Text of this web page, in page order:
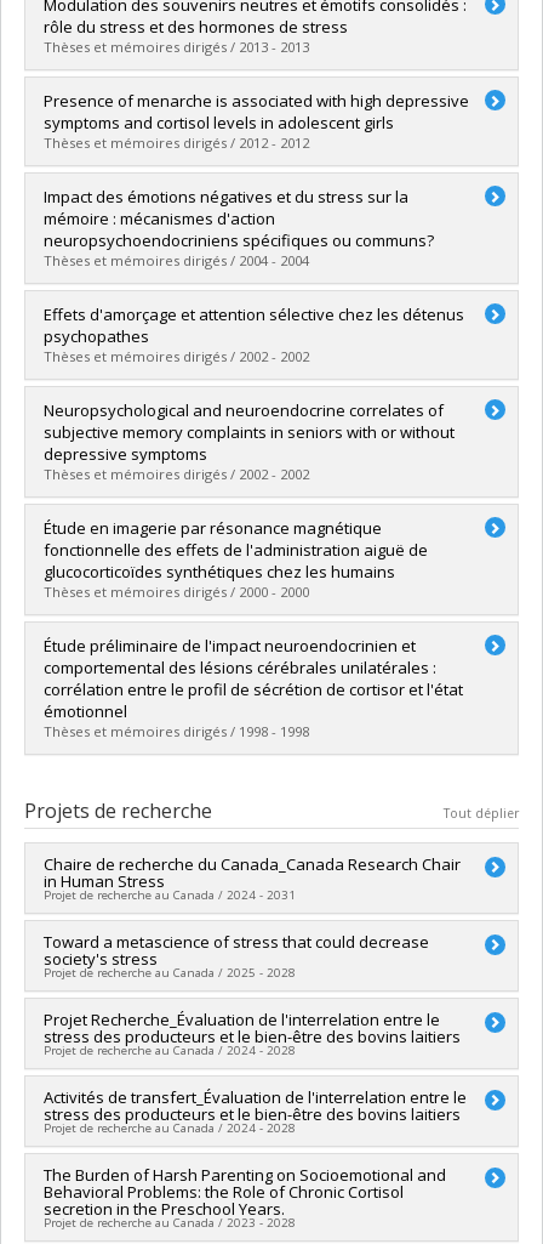
Cycle :Maîtrise
Diplôme obtenu :M. Sc.
Lien vers le document dans Papyrus
Modulation des souvenirs neutres et émotifs consolidés :
rôle du stress et des hormones de stress
Thèses et mémoires dirigés / 2013 - 2013
Diplômé(e) :Marin, Marie-France
Cycle :Doctorat
Diplôme obtenu :Ph. D.
Lien vers le document dans Papyrus
Presence of menarche is associated with high depressive
symptoms and cortisol levels in adolescent girls
Thèses et mémoires dirigés / 2012 - 2012
Diplômé(e) :Trepanier, Lyane
Cycle :Maîtrise
Diplôme obtenu :M. Sc.
Lien vers le document dans Papyrus
Impact des émotions négatives et du stress sur la
mémoire : mécanismes d'action
neuropsychoendocriniens spécifiques ou communs?
Thèses et mémoires dirigés / 2004 - 2004
Diplômé(e) :Maheu, Françoise
Cycle :Doctorat
Diplôme obtenu :Ph. D.
Lien vers le document dans Papyrus
Effets d'amorçage et attention sélective chez les détenus
psychopathes
Thèses et mémoires dirigés / 2002 - 2002
Diplômé(e) :Hallé, Paul
Cycle :Doctorat
Diplôme obtenu :Ph. D.
Lien vers le document dans Papyrus
Neuropsychological and neuroendocrine correlates of
subjective memory complaints in seniors with or without
depressive symptoms
Thèses et mémoires dirigés / 2002 - 2002
Diplômé(e) :Lemay, Marc
Cycle :Doctorat
Diplôme obtenu :Ph. D.
Lien vers le document dans Papyrus
Étude en imagerie par résonance magnétique
fonctionnelle des effets de l'administration aiguë de
glucocorticoïdes synthétiques chez les humains
Thèses et mémoires dirigés / 2000 - 2000
Diplômé(e) :Ménard, Catherine
Cycle :Maîtrise
Diplôme obtenu : M. Sc.
Lien vers le document dans Papyrus
Étude préliminaire de l'impact neuroendocrinien et
comportemental des lésions cérébrales unilatérales :
corrélation entre le profil de sécrétion de cortisor et l'état
émotionnel
Thèses et mémoires dirigés / 1998 - 1998
Cycle : Maîtrise
Diplôme obtenu :M. Sc.
Lien vers le document dans Papyrus
Projets de recherche Tout déplier
Chaire de recherche du Canada_Canada Research Chair
in Human Stress
Projet de recherche au Canada / 2024 - 2031
Chercheur principal :Sonia Lupien
Sources de financement :SPIIE/Secrétariat des programmes
interorganismes à l’intention des établissements
Programmes de subvention :
PVX50399-Chaires de recherche
du Canada - IRSC
Toward a metascience of stress that could decrease
society's stress
Projet de recherche au Canada / 2025 - 2028
Chercheur principal : Sonia Lupien
Co-chercheurs :Robert-Paul Juster,Marie-France Marin
Sources de financement :
sciences humaines du Canada
Programmes de subvention :
Projet Recherche_Évaluation de l'interrelation entre le
stress des producteurs et le bien-être des bovins laitiers
Projet de recherche au Canada / 2024 - 2028
Chercheur principal : Marianne Villettaz Robichaud
Co-chercheurs :Sonia Lupien,Marion Desmarchelier
Sources de financement :
laitiers du Canada (Les)
Programmes de subvention :PVXXXXXX-Stage Accélération
Québec - MITACS , PVXXXXXX-Innovation bioalimentaire 2023-
Activités de transfert_Évaluation de l'interrelation entre le
stress des producteurs et le bien-être des bovins laitiers
Projet de recherche au Canada / 2024 - 2028
Chercheur principal : Marianne Villettaz Robichaud
Co-chercheurs :Sonia Lupien, Marion Desmarchelier
Sources de financement :MAPAQ/Ministère de l'Agriculture,
The Burden of Harsh Parenting on Socioemotional and
Behavioral Problems: the Role of Chronic Cortisol
secretion in the Preschool Years.
Projet de recherche au Canada / 2023 - 2028